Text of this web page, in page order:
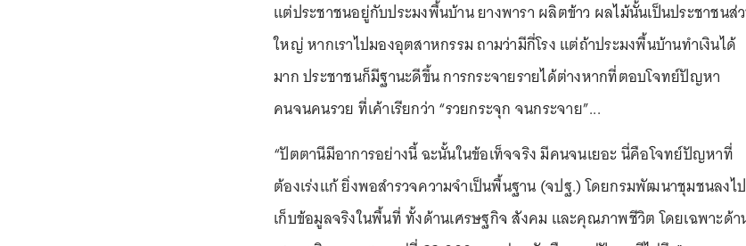
แต่ประชาชนอยู่กับประมงพื้นบ้าน ยางพารา ผลิตข้าว ผลไม้นั้นเป็นประชาชนส่
ใหญ่ หากเราไปมองอุตสาหกรรม ถามว่ามีกี่โรง แต่ถ้าประมงพื้นบ้านทำเงินได้
มาก ประชาชนก็มีฐานะดีขึ้น การกระจายรายได้ต่างหากที่ตอบโจทย์ปัญหา
คนจนคนรวย ที่เค้าเรียกว่า “รวยกระจุก จนกระจาย”...
“ปัตตานีมีอาการอย่างนี้ ฉะนั้นในข้อเท็จจริง มีคนจนเยอะ นี่คือโจทย์ปัญหาที่
ต้องเร่งแก้ ยิ่งพอสำรวจความจำเป็นพื้นฐาน (จปฐ.) โดยกรมพัฒนาชุมชนลงไป
เก็บข้อมูลจริงในพื้นที่ ทั้งด้านเศรษฐกิจ สังคม และคุณภาพชีวิต โดยเฉพาะด้า